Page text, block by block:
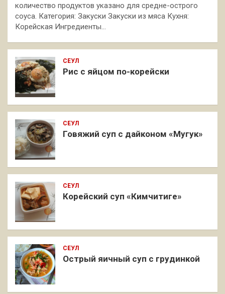
количество продуктов указано для средне-острого
соуса. Категория: Закуски Закуски из мяса Кухня:
Корейская Ингредиенты…
СЕУЛ
Рис с яйцом по-корейски
СЕУЛ
Говяжий суп с дайконом «Мугук»
СЕУЛ
Корейский суп «Кимчитиге»
СЕУЛ
Острый яичный суп с грудинкой